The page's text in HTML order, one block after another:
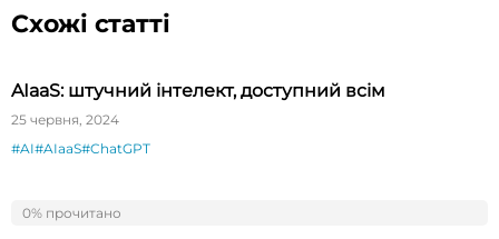
Схожі статті
AIaaS: штучний інтелект, доступний всім
25 червня, 2024
#AI#AIaaS#ChatGPT
0% прочитано
0%